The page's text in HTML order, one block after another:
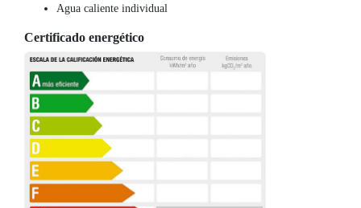
Agua caliente individual
Certificado energético